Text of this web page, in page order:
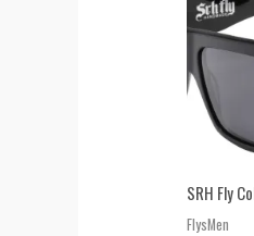
SRH Fly
FlysMen